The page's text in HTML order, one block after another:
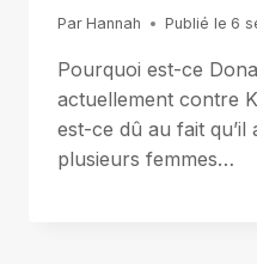
Par Hannah Publié le 6
Pourquoi est-ce
actuellement contre
est-ce dû au fait qu’il
plusieurs femmes…